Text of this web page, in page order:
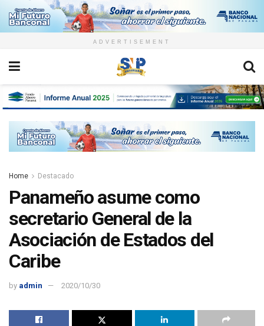
ADVERTISEMENT
Home Destacado
Panameño asume como
secretario General de la
Asociación de Estados del
Caribe
by admin 2020/10/30